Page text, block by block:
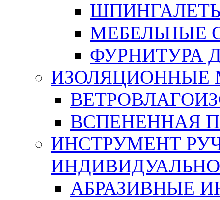
МЕБЕЛЬНЫЕ
ФУРНИТУРА
ИЗОЛЯЦИОННЫЕ
ВСПЕНЕННАЯ
ИНСТРУМЕНТ
АБРАЗИВНЫЕ